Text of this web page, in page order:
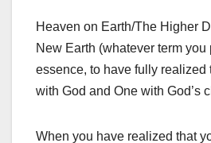
Heaven on Earth/The Higher
New Earth (whatever term you
essence, to have fully realized
with God and One with God’s
When you have realized that